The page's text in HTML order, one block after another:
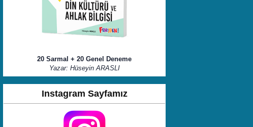
20 Sarmal + 20 Genel Deneme
Yazar: Hüseyin ARASLI
Instagram Sayfamız